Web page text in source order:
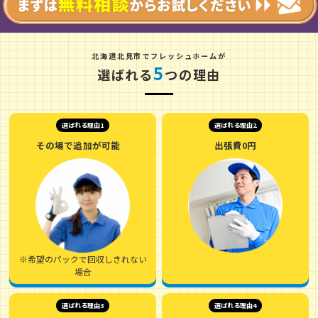
北海道北見市 でフレッシュホームが
選ばれる5つの理由
選ばれる理由1
その場で追加が可能
※希望のパックで回収しきれない
場合
選ばれる理由2
出張費0円
選ばれる理由3 選ばれる理由4